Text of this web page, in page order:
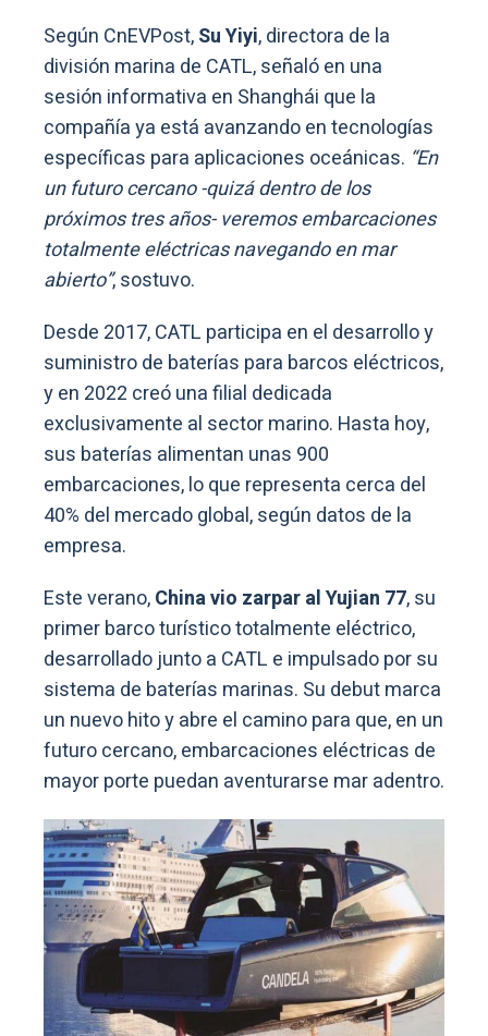
Según CnEVPost,Su Yiyi, directora de la
división marina de CATL, señaló en una
sesión informativa en Shanghái que la
compañía ya está avanzando en tecnologías
específicas para aplicaciones oceánicas. “En
un futuro cercano -quizá dentro de los
próximos tres años- veremos embarcaciones
totalmente eléctricas navegando en mar
abierto”, sostuvo.
Desde 2017, CATL participa en el desarrollo y
suministro de baterías para barcos eléctricos,
y en 2022 creó una filial dedicada
exclusivamente al sector marino. Hasta hoy,
sus baterías alimentan unas 900
embarcaciones, lo que representa cerca del
40% del mercado global, según datos de la
empresa.
Este verano,China vio zarpar al Yujian 77, su
primer barco turístico totalmente eléctrico,
desarrollado junto a CATL e impulsado por su
sistema de baterías marinas. Su debut marca
un nuevo hito y abre el camino para que, en un
futuro cercano, embarcaciones eléctricas de
mayor porte puedan aventurarse mar adentro.